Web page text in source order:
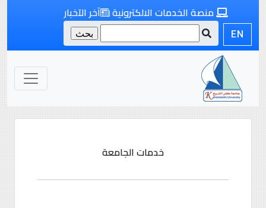
آخر الآخبار منصة الخدمات الالكترونية
EN
خدمات الجامعة